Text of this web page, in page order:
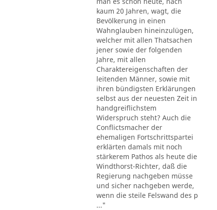
kaum 20 Jahren, wagt, die
Bevölkerung in einen
Wahnglauben hineinzulügen,
welcher mit allen Thatsachen
jener sowie der folgenden
Jahre, mit allen
Charaktereigenschaften der
leitenden Männer, sowie mit
ihren bündigsten Erklärungen
selbst aus der neuesten Zeit in
handgreiflichstem
Widerspruch steht? Auch die
Conflictsmacher der
ehemaligen Fortschrittspartei
erklärten damals mit noch
stärkerem Pathos als heute die
Windthorst-Richter, daß die
Regierung nachgeben müsse
und sicher nachgeben werde,
wenn die steile Felswand des p
..."